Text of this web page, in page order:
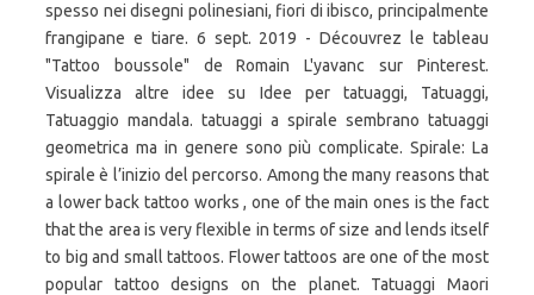
spesso nei disegni polinesiani, fiori di ibisco, principalmente
frangipane e tiare. 6 sept. 2019 - Découvrez le tableau
"Tattoo boussole" de Romain L'yavanc sur Pinterest.
Visualizza altre idee su Idee per tatuaggi, Tatuaggi,
Tatuaggio mandala. tatuaggi a spirale sembrano tatuaggi
geometrica ma in genere sono più complicate. Spirale: La
spirale è l’inizio del percorso. Among the many reasons that
a lower back tattoo works , one of the main ones is the fact
that the area is very flexible in terms of size and lends itself
to big and small tattoos. Flower tattoos are one of the most
popular tattoo designs on the planet. Tatuaggi Maori